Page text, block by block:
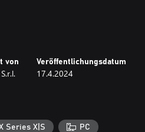
R R34, 1970 Dodge Charger
Kartenhintergrund, um dein
UNLEASHED™ 2 - Season
von Veröffentlichungsdatum
17.4.2024
Series X|S PC